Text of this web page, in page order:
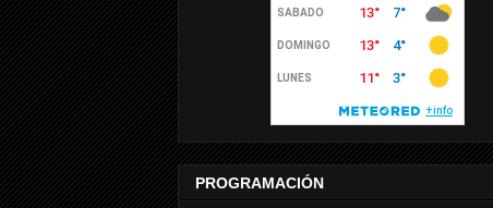
PROGRAMACIÓN